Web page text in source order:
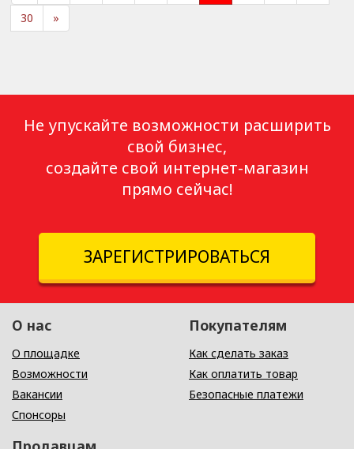
30
»
Не упускайте возможности расширить
свой бизнес,
создайте свой интернет-магазин
прямо сейчас!
ЗАРЕГИСТРИРОВАТЬСЯ
О нас
О площадке
Возможности
Вакансии
Спонсоры
Покупателям
Как сделать заказ
Как оплатить товар
Безопасные платежи